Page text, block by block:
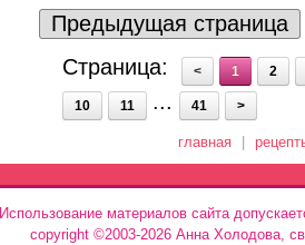
Предыдущая страница
Страница:
< 1 2
10 11 ... 41 >
главная
Использование материалов сайта
copyright ©2003-2026 Анна Холодова,